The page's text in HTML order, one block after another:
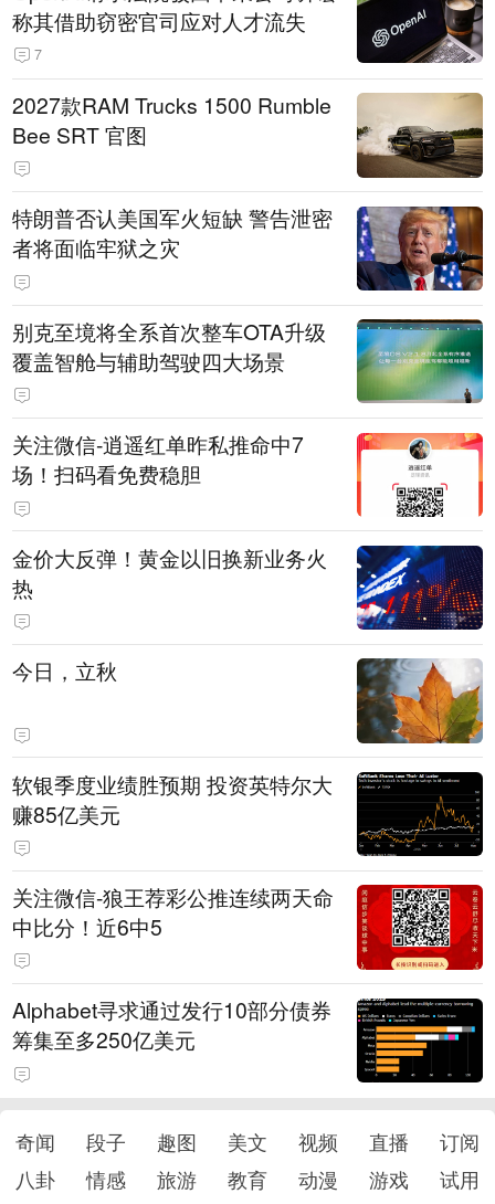
称其借助窃密官司应对人才流失
7
2027款RAM Trucks 1500 Rumble
Bee SRT 官图
特朗普否认美国军火短缺 警告泄密
者将面临牢狱之灾
别克至境将全系首次整车OTA升级
覆盖智舱与辅助驾驶四大场景
关注微信-逍遥红单昨私推命中7
场！扫码看免费稳胆
金价大反弹！黄金以旧换新业务火
热
今日，立秋
软银季度业绩胜预期 投资英特尔大
赚85亿美元
关注微信-狼王荐彩公推连续两天命
中比分！近6中5
Alphabet寻求通过发行10部分债券
筹集至多250亿美元
奇闻 段子 趣图 美文 视频 直播
订阅
八卦
情感 旅游 教育 动漫 游戏 试用